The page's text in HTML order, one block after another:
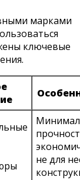
марками
ключевые
не для